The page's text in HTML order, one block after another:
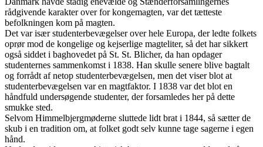
rådgivende karakter over for kongemagten, var det tætteste
befolkningen kom på magten.
Det var især studenterbevægelser over hele Europa, der ledte folkets
oprør mod de kongelige og kejserlige magteliter, så det har sikkert
også siddet i baghovedet på St. St. Blicher, da han opdager
studenternes sammenkomst i 1838. Han skulle senere blive bagtalt
og forrådt af netop studenterbevægelsen, men det viser blot at
studenterbevægelsen var en magtfaktor. I 1838 var det blot en
håndfuld undersøgende studenter, der forsamledes her på dette
smukke sted.
Selvom Himmelbjergmøderne sluttede lidt brat i 1844, så sætter de
skub i en tradition om, at folket godt selv kunne tage sagerne i egen
hånd.